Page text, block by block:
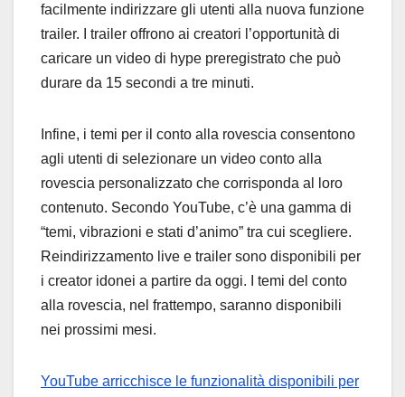
facilmente indirizzare gli utenti alla nuova funzione
trailer. I trailer offrono ai creatori l’opportunità di
caricare un video di hype preregistrato che può
durare da 15 secondi a tre minuti.
Infine, i temi per il conto alla rovescia consentono
agli utenti di selezionare un video conto alla
rovescia personalizzato che corrisponda al loro
contenuto. Secondo YouTube, c’è una gamma di
“temi, vibrazioni e stati d’animo” tra cui scegliere.
Reindirizzamento live e trailer sono disponibili per
i creator idonei a partire da oggi. I temi del conto
alla rovescia, nel frattempo, saranno disponibili
nei prossimi mesi.
YouTube arricchisce le funzionalità disponibili per